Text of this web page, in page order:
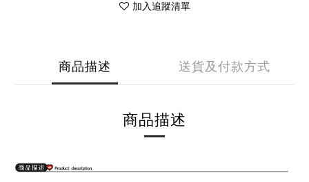
加入追蹤清單
商品描述 送貨及付款方式
商品描述